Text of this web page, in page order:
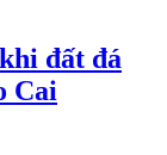
đất đá
Cai